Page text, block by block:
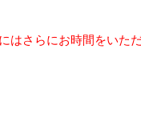
さらにお時間をいた